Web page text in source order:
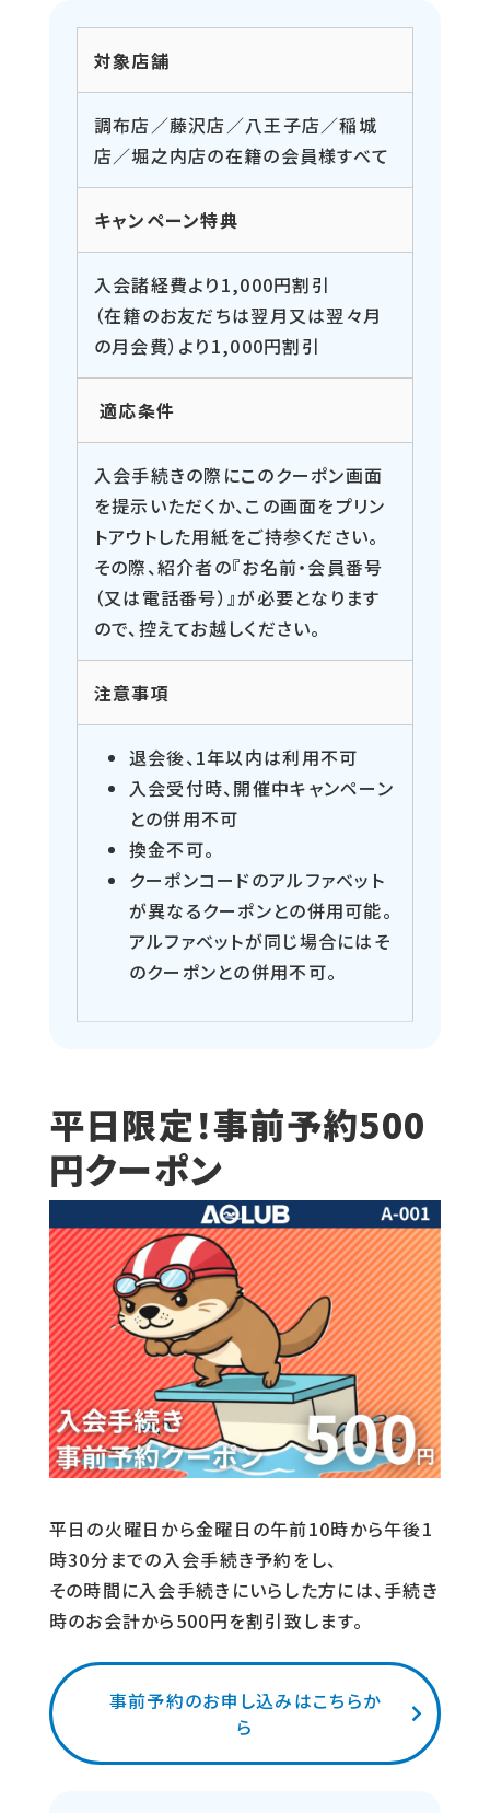
対象店舗
調布店／藤沢店／八王子店／稲城
店／堀之内店の在籍の会員様すべて
キャンペーン特典
入会諸経費より1,000円割引
（在籍のお友だちは翌月又は翌々月
の月会費）より1,000円割引
適応条件
入会手続きの際にこのクーポン画面
を提示いただくか、この画面をプリン
トアウトした用紙をご持参ください。
その際、紹介者の『お名前・会員番号
（又は電話番号）』が必要となります
ので、控えてお越しください。
注意事項
退会後、1年以内は利用不可
入会受付時、開催中キャンペーン
との併用不可
換金不可。
クーポンコードのアルファベット
が異なるクーポンとの併用可能。
アルファベットが同じ場合にはそ
のクーポンとの併用不可。
平日限定！事前予約500
円クーポン
平日の火曜日から金曜日の午前10時から午後1
時30分までの入会手続き予約をし、
その時間に入会手続きにいらした方には、手続き
時のお会計から500円を割引致します。
事前予約のお申し込みはこちらか
ら